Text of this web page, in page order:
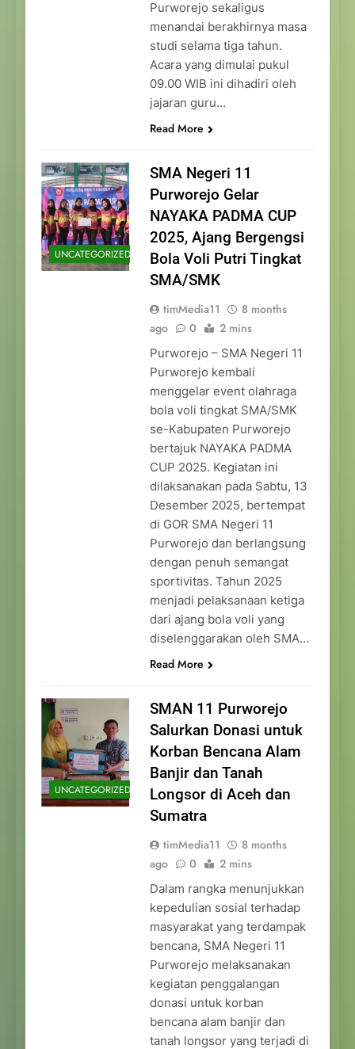
Purworejo sekaligus
menandai berakhirnya masa
studi selama tiga tahun.
Acara yang dimulai pukul
09.00 WIB ini dihadiri oleh
jajaran guru…
Read More
UNCATEGORIZED
SMA Negeri 11
Purworejo Gelar
NAYAKA PADMA CUP
2025, Ajang Bergengsi
Bola Voli Putri Tingkat
SMA/SMK
timMedia11
8 months
ago
0 2 mins
Purworejo – SMA Negeri 11
Purworejo kembali
menggelar event olahraga
bola voli tingkat SMA/SMK
se-Kabupaten Purworejo
bertajuk NAYAKA PADMA
CUP 2025. Kegiatan ini
dilaksanakan pada Sabtu, 13
Desember 2025, bertempat
di GOR SMA Negeri 11
Purworejo dan berlangsung
dengan penuh semangat
sportivitas. Tahun 2025
menjadi pelaksanaan ketiga
dari ajang bola voli yang
diselenggarakan oleh SMA…
Read More
UNCATEGORIZED
SMAN 11 Purworejo
Salurkan Donasi untuk
Korban Bencana Alam
Banjir dan Tanah
Longsor di Aceh dan
Sumatra
timMedia11
8 months
ago
0 2 mins
Dalam rangka menunjukkan
kepedulian sosial terhadap
masyarakat yang terdampak
bencana, SMA Negeri 11
Purworejo melaksanakan
kegiatan penggalangan
donasi untuk korban
bencana alam banjir dan
tanah longsor yang terjadi di